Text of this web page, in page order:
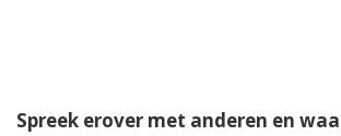
Spreek erover met anderen en